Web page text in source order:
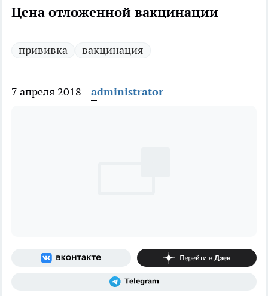
Цена отложенной вакцинации
прививка вакцинация
7 апреля 2018 administrator